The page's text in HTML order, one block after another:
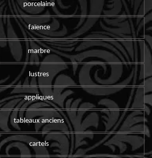
porcelaine
faïence
marbre
lustres
appliques
tableaux anciens
cartels